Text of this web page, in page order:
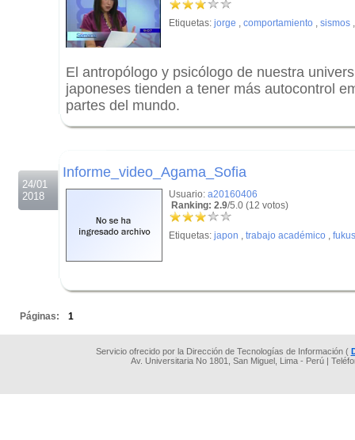
Etiquetas: jorge , comportamiento , sismos
El antropólogo y psicólogo de nuestra
japoneses tienden a tener más autocontrol
partes del mundo.
24/01
2018
Informe_video_Agama_Sofia
Usuario: a20160406
Ranking: 2.9/5.0 (12 votos)
Etiquetas: japon , trabajo académico ,
Páginas: 1
Servicio ofrecido por la Dirección de Tecnologías de Información (
Av. Universitaria No 1801, San Miguel, Lima - Perú |